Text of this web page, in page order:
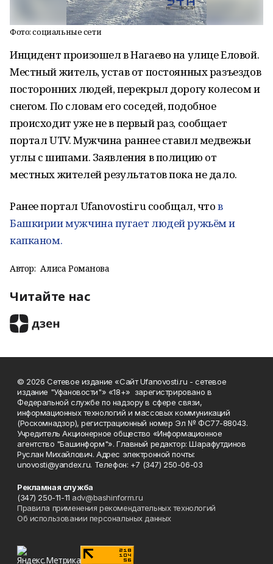
Фото: социальные сети
Инцидент произошел в Нагаево на улице Еловой.
Местный житель, устав от постоянных разъездов
посторонних людей, перекрыл дорогу колесом и
снегом. По словам его соседей, подобное
происходит уже не в первый раз, сообщает
портал UTV. Мужчина раннее ставил медвежьи
углы с шипами. Заявления в полицию от
местных жителей результатов пока не дало.
Ранее портал Ufanovosti.ru сообщал, чтов
Башкирии мужчина пугает людей ружьём и
капканом.
Автор: Алиса Романова
Читайте нас
© 2026 Сетевое издание «Сайт Ufanovosti.ru - сетевое
издание "Уфановости"» «18+» зарегистрировано в
Федеральной службе по надзору в сфере связи,
информационных технологий и массовых коммуникаций
(Роскомнадзор), регистрационный номер Эл № ФС77-88043.
Учредитель Акционерное общество «Информационное
агентство "Башинформ"». Главный редактор: Шарафутдинов
Руслан Михайлович. Адрес электронной почты:
unovosti@yandex.ru. Телефон: +7 (347) 250-06-03
Рекламная служба
(347) 250-11-11 adv@bashinform.ru
Правила применения рекомендательных технологий
Об использовании персональных данных